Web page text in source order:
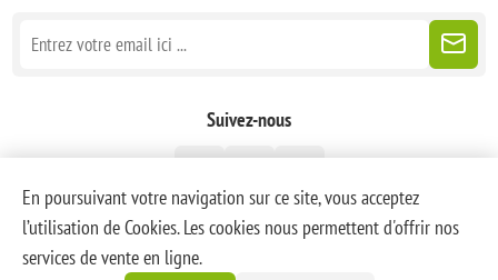
Suivez-nous
En poursuivant votre navigation sur ce site, vous acceptez
l’utilisation de Cookies. Les cookies nous permettent d'offrir nos
services de vente en ligne.